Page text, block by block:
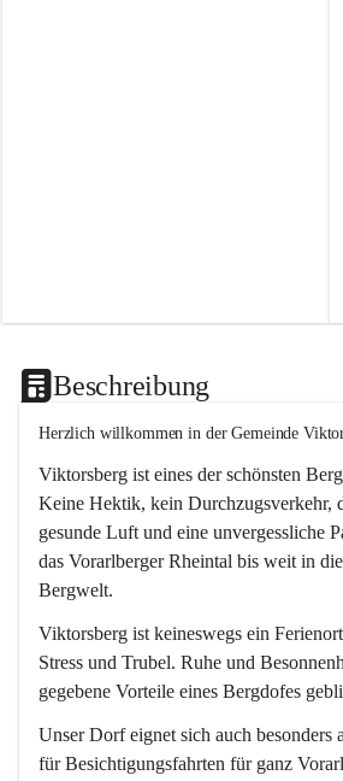
Beschreibung
Herzlich willkommen in der Gemeinde
Viktorsberg ist eines der schönsten
Keine Hektik, kein Durchzugsverkehr,
gesunde Luft und eine unvergessliche
das Vorarlberger Rheintal bis weit in
Bergwelt.
Viktorsberg ist keineswegs ein
Stress und Trubel. Ruhe und
gegebene Vorteile eines Bergdofes
Unser Dorf eignet sich auch besonders
für Besichtigungsfahrten für ganz